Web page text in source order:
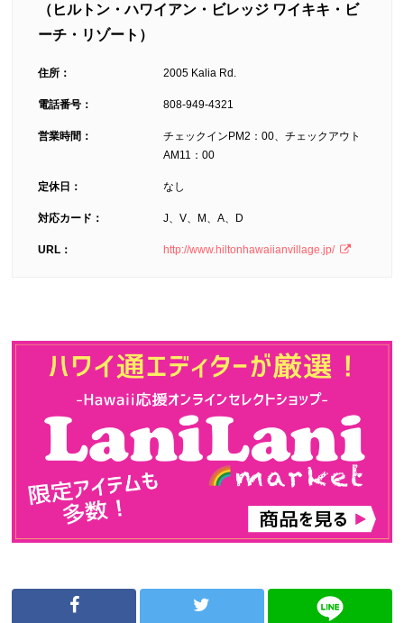
（ヒルトン・ハワイアン・ビレッジ ワイキキ・ビ
ーチ・リゾート）
住所： 2005 Kalia Rd.
電話番号： 808-949-4321
営業時間：
チェックインPM2：00、チェックアウト
AM11：00
定休日： なし
対応カード： J、V、M、A、D
URL： http://www.hiltonhawaiianvillage.jp/